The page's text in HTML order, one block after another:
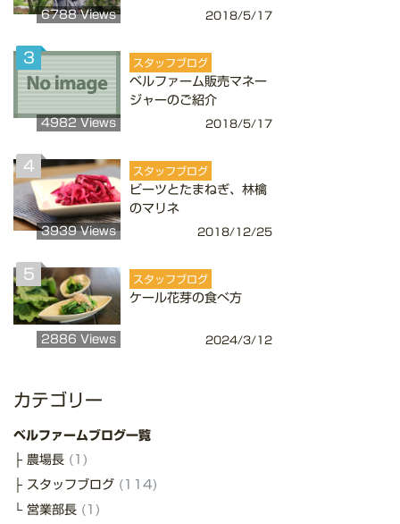
6788 Views 2018/5/17
3 スタッフブログ
ベルファーム販売マネー
ジャーのご紹介
4982 Views 2018/5/17
4 スタッフブログ
ビーツとたまねぎ、林檎
のマリネ
3939 Views 2018/12/25
5 スタッフブログ
ケール花芽の食べ方
2886 Views 2024/3/12
カテゴリー
ベルファームブログ一覧
農場長 (1)
スタッフブログ (114)
営業部長 (1)